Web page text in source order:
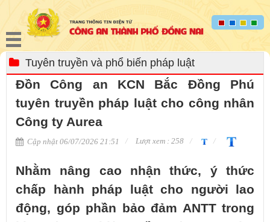
Tuyên truyền và phổ biến pháp luật
Đồn Công an KCN Bắc Đồng Phú
tuyên truyền pháp luật cho công nhân
Công ty Aurea
Cập nhật 06/07/2026 21:51 Lượt xem : 258
Nhằm nâng cao nhận thức, ý thức
chấp hành pháp luật cho người lao
động, góp phần bảo đảm ANTT trong